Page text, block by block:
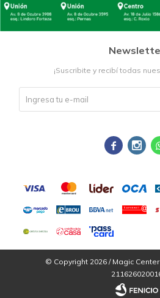
¡Suscribite y recibí todas
 
© Copyright 2026 / Magic Center